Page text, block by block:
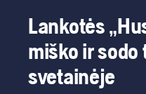
Lankotės
miško ir
svetainėje